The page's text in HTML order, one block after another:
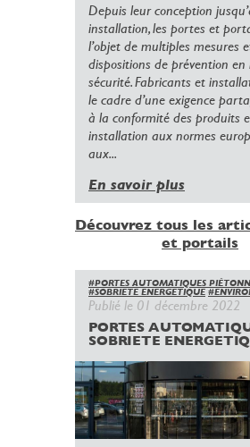
Depuis leur conception
installation, les portes et
l’objet de multiples mesures
dispositions de prévention
sécurité. Fabricants et
le cadre d’une exigence
à la conformité des produits
installation aux normes
aux...
En savoir plus
Découvrez tous les
et portails
#PORTES AUTOMATIQUES
#SOBRIETE ENERGETIQUE
Publié le 01 décembre 2022
PORTES
SOBRIETE